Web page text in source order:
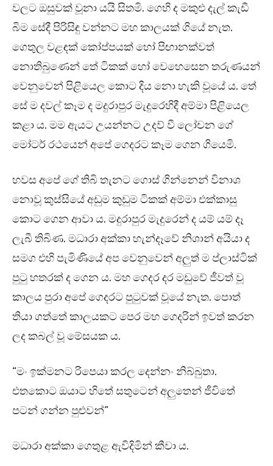
වලට ඔසුවක් වූනා යයි සිතමි. ගෙහි ද මකුළු දැල් කැඩී
බිම සේදී පිරිසිඳු වන්නට මහ කාලයක් ගියේ නැත.
ගෙතුල වළඳක් කෝප්පයක් හෝ පිඟානක්වත්
නොතිබුණෙන් තේ ටිකක් හෝ වෙහෙසෙන තරුණයන්
වෙනුවෙන් පිළියෙල කොට දිය නො හැකි වූයේ ය. තේ
සේ ම දවල් කෑම ද මදුරාපුර මැදුරෙහිදී අම්මා පිළියෙල
කළා ය. මම ඇයට උයන්නට උදව් වී ලෝචන ගේ
මෝටර් රථයෙන් අපේ ගෙදරට කෑම ගෙන ගියෙමි.
හවස අපේ ගේ තිබි තැනට ගොස් ගින්නෙන් විනාශ
නොවූ කුස්සියේ අඩුම කුඩුම ටිකක් අම්මා එක්කාසු
කොට ගෙන ආවා ය. මදුරාපුර මැදුරෙන් ද යම් යම් දෑ
ලැබී තිබිණ. මධාරා අක්කා හැන්දෑවේ නිශාන් අයියා ද
සමග එහි පැමිණියේ අප වෙනුවෙන් අලුත් ම ප්ලාස්ටික්
පුටු හතරක් ද ගෙන ය. මහ ගෙදර දර මඩුවේ ජීවත් වූ
කාලය පුරා අපේ ගෙදරට පුටුවක් වූයේ නැත. පොත්
තියා ගත්තේ කාලයකට පෙර මහ ගෙදරින් ඉවත් කරන
ලද කබල් වූ මේසයක ය.
“මං ඉක්මනට රිපෙයා කරල දෙන්නං නිබ්බුතා.
එතකොට ඔයාට හිතේ සතුටෙන් අලුතෙන් ජීවිතේ
පටන් ගන්න පුළුවන්”
මධාරා අක්කා ගෙතුළ ඇවිදිමින් කීවා ය.